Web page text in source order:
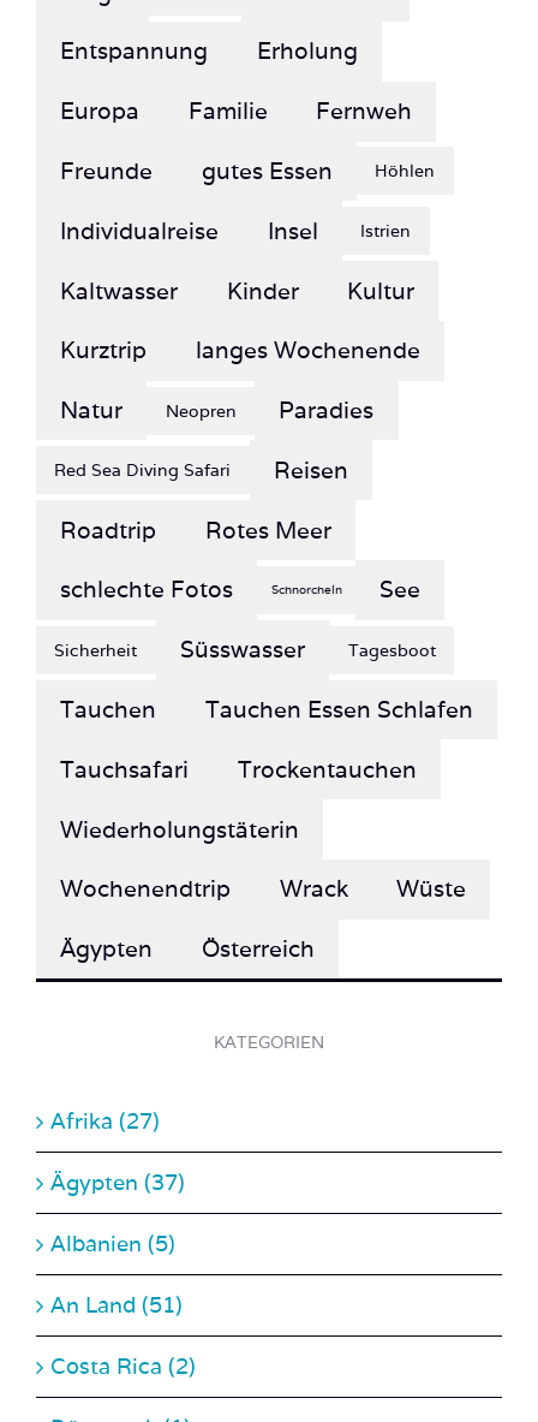
Europa Familie Fernweh
Freunde gutes Essen Höhlen
Individualreise Insel Istrien
Kaltwasser Kinder Kultur
Kurztrip langes Wochenende
Natur Neopren Paradies
Red Sea Diving Safari Reisen
Roadtrip Rotes Meer
schlechte Fotos Schnorcheln
Sicherheit Süsswasser Tagesboot
Tauchen Tauchen Essen Schlafen
Tauchsafari Trockentauchen
Wiederholungstäterin
Wochenendtrip Wrack
Ägypten Österreich
Ägypten (37)
Albanien (5)
An Land (51)
Costa Rica (2)
Dänemark (1)